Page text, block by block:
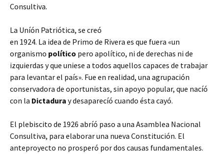
Consultiva.
La Uníón Patriótica, se creó
en 1924. La idea de Primo de Rivera es que fuera «un
organismo político pero apolítico, ni de derechas ni de
izquierdas y que uniese a todos aquellos capaces de trabajar
para levantar el país». Fue en realidad, una agrupación
conservadora de oportunistas, sin apoyo popular, que nacíó
con la Dictadura y desaparecíó cuando ésta cayó.
El plebiscito de 1926 abríó paso a una Asamblea Nacional
Consultiva, para elaborar una nueva Constitución. El
anteproyecto no prosperó por dos causas fundamentales.